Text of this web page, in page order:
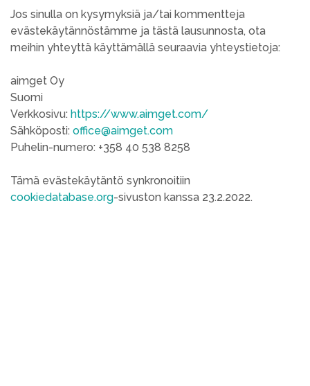
Jos sinulla on kysymyksiä ja/tai kommentteja
evästekäytännöstämme ja tästä lausunnosta, ota
meihin yhteyttä käyttämällä seuraavia yhteystietoja:
aimget Oy
Suomi
Verkkosivu: https://www.aimget.com/
Sähköposti: office@aimget.com
Puhelin-numero: +358 40 538 8258
Tämä evästekäytäntö synkronoitiin
cookiedatabase.org-sivuston kanssa 23.2.2022.